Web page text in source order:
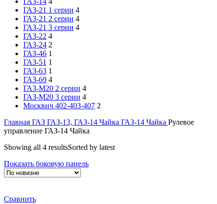
ГАЗ-21 1 серии 4
ГАЗ-21 2 серии 4
ГАЗ-21 3 серии 4
ГАЗ-22 4
ГАЗ-24 2
ГАЗ-46 1
ГАЗ-51 1
ГАЗ-63 1
ГАЗ-69 4
ГАЗ-М20 2 серии 4
ГАЗ-М20 3 серии 4
Москвич 402-403-407 2
Главная ГАЗ ГАЗ-13, ГАЗ-14 Чайка ГАЗ-14 Чайка Рулевое
управление ГАЗ-14 Чайка
Showing all 4 resultsSorted by latest
Показать боковую панель
Сравнить